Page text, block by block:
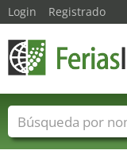
Login Registrado
Nombres de